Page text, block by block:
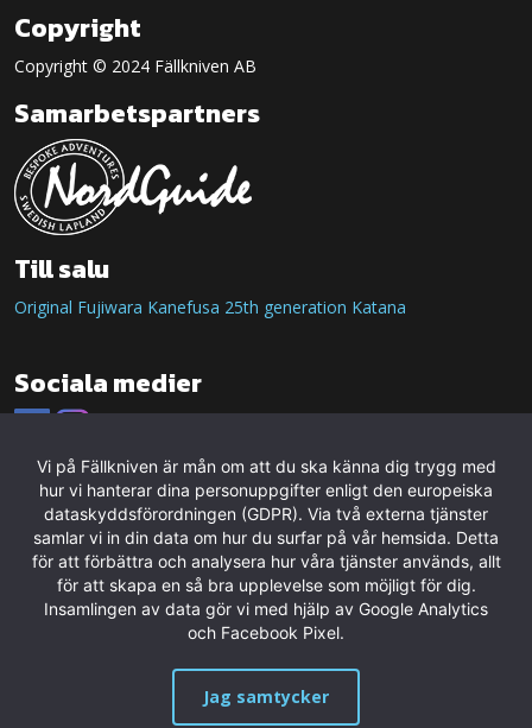
Copyright
Copyright © 2024 Fällkniven AB
Samarbetspartners
Till salu
Original Fujiwara Kanefusa 25th generation Katana
Sociala medier
Vi på Fällkniven är mån om att du ska känna dig trygg med
hur vi hanterar dina personuppgifter enligt den europeiska
dataskyddsförordningen (GDPR). Via två externa tjänster
samlar vi in din data om hur du surfar på vår hemsida. Detta
för att förbättra och analysera hur våra tjänster används, allt
för att skapa en så bra upplevelse som möjligt för dig.
Insamlingen av data gör vi med hjälp av Google Analytics
och Facebook Pixel.
Jag samtycker